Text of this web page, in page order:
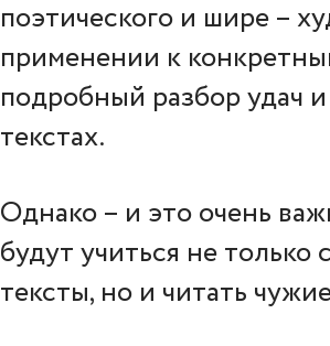
поэтического и шире –
применении к
подробный разбор удач
текстах.
Однако – и это очень
будут учиться не только
тексты, но и читать